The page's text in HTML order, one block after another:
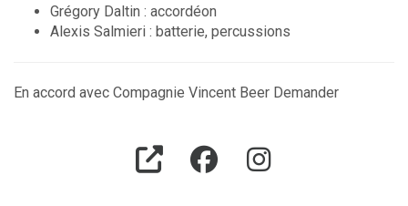
Grégory Daltin : accordéon
Alexis Salmieri : batterie, percussions
En accord avec Compagnie Vincent Beer Demander